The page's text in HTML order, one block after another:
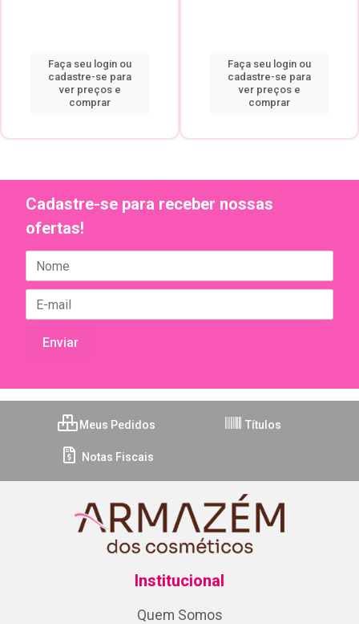
Faça seu login ou
cadastre-se para
ver preços e
comprar
Faça seu login ou
cadastre-se para
ver preços e
comprar
Cadastre-se para receber nossas
ofertas!
Meus Pedidos Títulos
Notas Fiscais
Institucional
Quem Somos